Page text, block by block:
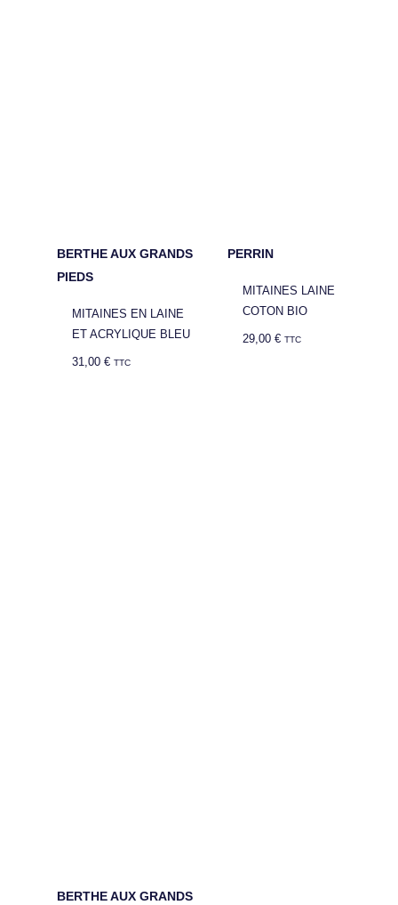
BERTHE AUX GRANDS
PIEDS
MITAINES EN LAINE
ET ACRYLIQUE BLEU
31,00€ TTC
PERRIN
MITAINES LAINE
COTON BIO
29,00€ TTC
BERTHE AUX GRANDS